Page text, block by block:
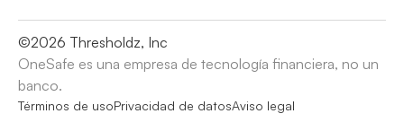
©2026 Thresholdz, Inc
OneSafe es una empresa de tecnología financiera, no un
banco.
Términos de usoPrivacidad de datosAviso legal